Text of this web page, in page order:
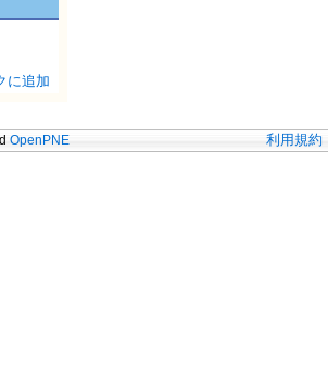
に追加
OpenPNE 利用規約